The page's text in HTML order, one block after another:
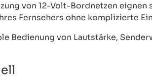
von 12-Volt-Bordnetzen
Fernsehers ohne komplizierte
von Lautstärke,